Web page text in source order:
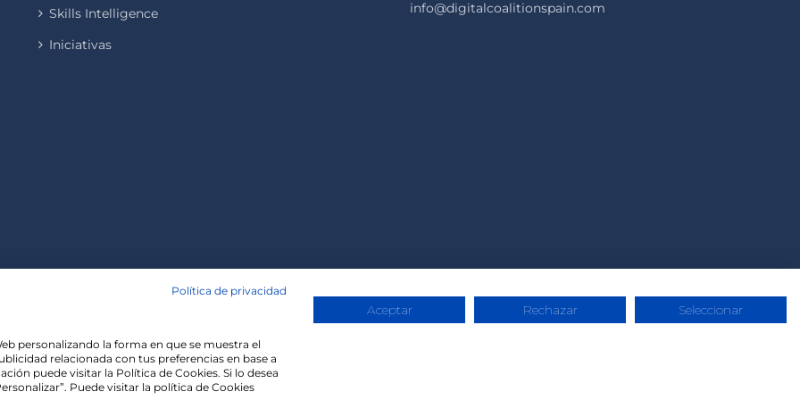
Skills Intelligence
Iniciativas
info@digitalcoalitionspain.com
Copyright 2020 | Madisonmk
experience by remembering your preferences and repeat
Política de privacidad
personalizando la forma en que se muestra el
relacionada con tus preferencias en base a
puede visitar la Política de Cookies. Si lo desea
Puede visitar la política de Cookies
Aceptar Rechazar Seleccionar